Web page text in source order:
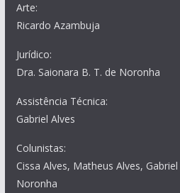
Arte:
Ricardo Azambuja
Jurídico:
Dra. Saionara B. T. de Noronha
Assistência Técnica:
Gabriel Alves
Colunistas:
Cissa Alves, Matheus Alves,
Noronha